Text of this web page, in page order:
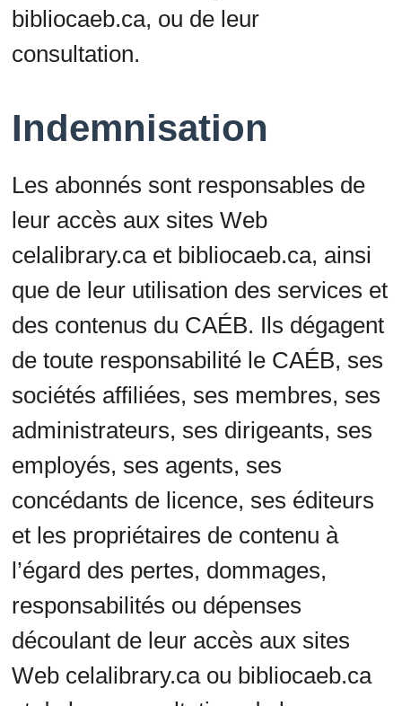
bibliocaeb.ca, ou de leur
consultation.
Indemnisation
Les abonnés sont responsables de
leur accès aux sites Web
celalibrary.ca et bibliocaeb.ca, ainsi
que de leur utilisation des services et
des contenus du CAÉB. Ils dégagent
de toute responsabilité le CAÉB, ses
sociétés affiliées, ses membres, ses
administrateurs, ses dirigeants, ses
employés, ses agents, ses
concédants de licence, ses éditeurs
et les propriétaires de contenu à
l’égard des pertes, dommages,
responsabilités ou dépenses
découlant de leur accès aux sites
Web celalibrary.ca ou bibliocaeb.ca